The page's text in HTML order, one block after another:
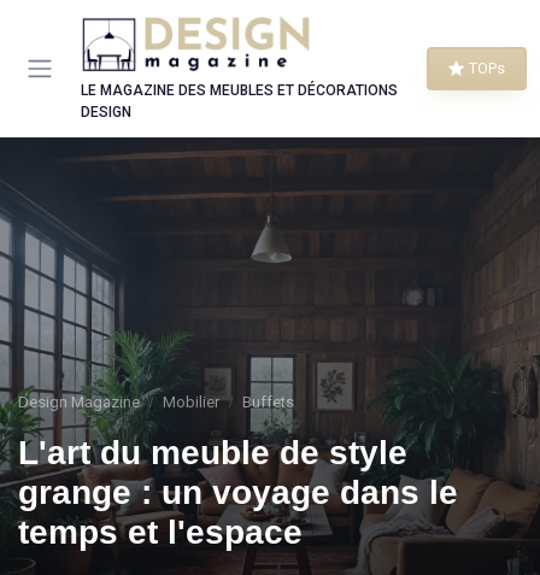
LE MAGAZINE DES MEUBLES ET DÉCORATIONS
DESIGN
TOPs
Design Magazine Mobilier Buffets
L'art du meuble de style
grange : un voyage dans le
temps et l'espace
Panneau de gestion des cookies